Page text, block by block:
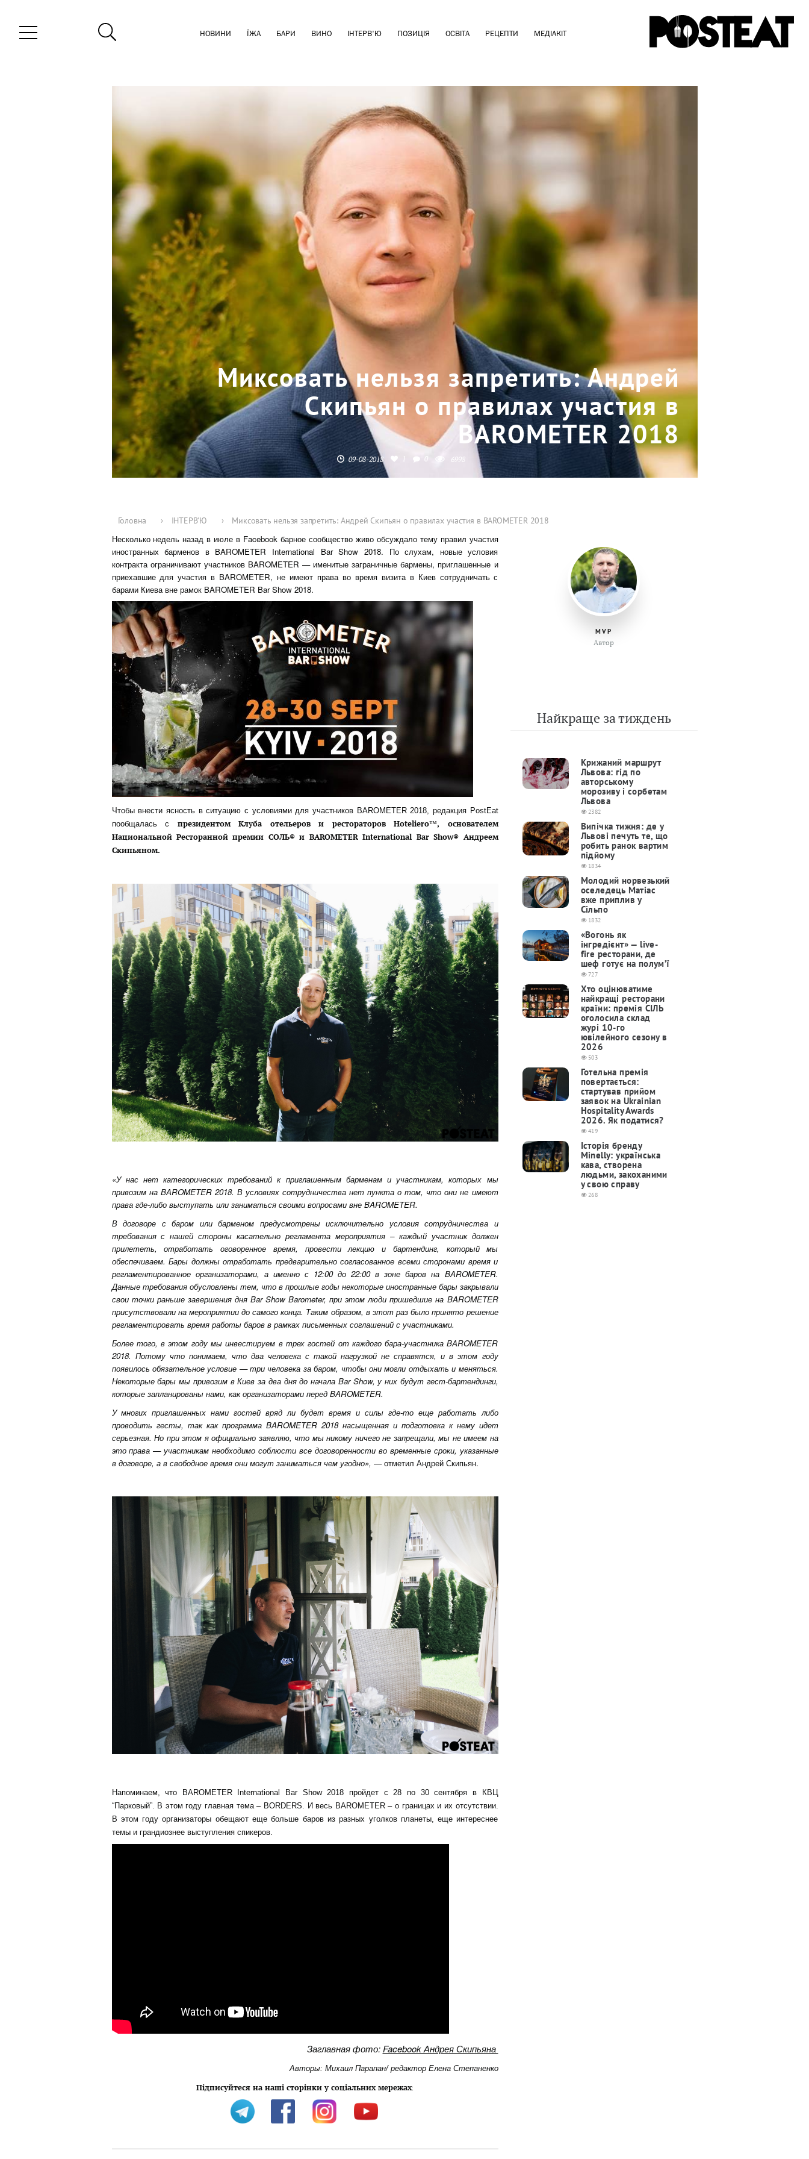
НОВИНИ ЇЖА БАРИ ВИНО ІНТЕРВ'Ю ПОЗИЦІЯ ОСВІТА РЕЦЕПТИ МЕДІАКІТ
Миксовать нельзя запретить: Андрей
Скипьян о правилах участия в
BAROMETER 2018
09-08-2018 1 0 6998
Головна › ІНТЕРВ'Ю › Миксовать нельзя запретить: Андрей Скипьян о правилах участия в BAROMETER 2018
Несколько недель назад в июле в Facebook барное сообщество живо обсуждало тему правил участия
иностранных барменов в BAROMETER International Bar Show 2018. По слухам, новые условия
контракта ограничивают участников BAROMETER — именитые заграничные бармены, приглашенные и
приехавшие для участия в BAROMETER, не имеют права во время визита в Киев сотрудничать с
барами Киева вне рамок BAROMETER Bar Show 2018.
Чтобы внести ясность в ситуацию с условиями для участников BAROMETER 2018, редакция PostEat
пообщалась с президентом Клуба отельеров и рестораторов Hoteliero™, основателем
Национальной Ресторанной премии СОЛЬ® и BAROMETER International Bar Show® Андреем
Скипьяном.
«У нас нет категорических требований к приглашенным барменам и участникам, которых мы
привозим на BAROMETER 2018. В условиях сотрудничества нет пункта о том, что они не имеют
права где-либо выступать или заниматься своими вопросами вне BAROMETER.
В договоре с баром или барменом предусмотрены исключительно условия сотрудничества и
требования с нашей стороны касательно регламента мероприятия – каждый участник должен
прилететь, отработать оговоренное время, провести лекцию и бартендинг, который мы
обеспечиваем. Бары должны отработать предварительно согласованное всеми сторонами время и
регламентированное организаторами, а именно с 12:00 до 22:00 в зоне баров на BAROMETER.
Данные требования обусловлены тем, что в прошлые годы некоторые иностранные бары закрывали
свои точки раньше завершения дня Bar Show Barometer, при этом люди пришедшие на BAROMETER
присутствовали на мероприятии до самого конца. Таким образом, в этот раз было принято решение
регламентировать время работы баров в рамках письменных соглашений с участниками.
Более того, в этом году мы инвестируем в трех гостей от каждого бара-участника BAROMETER
2018. Потому что понимаем, что два человека с такой нагрузкой не справятся, и в этом году
появилось обязательное условие — три человека за баром, чтобы они могли отдыхать и меняться.
Некоторые бары мы привозим в Киев за два дня до начала Bar Show, у них будут гест-бартендинги,
которые запланированы нами, как организаторами перед BAROMETER.
У многих приглашенных нами гостей вряд ли будет время и силы где-то еще работать либо
проводить гесты, так как программа BAROMETER 2018 насыщенная и подготовка к нему идет
серьезная. Но при этом я официально заявляю, что мы никому ничего не запрещали, мы не имеем на
это права — участникам необходимо соблюсти все договоренности во временные сроки, указанные
в договоре, а в свободное время они могут заниматься чем угодно», — отметил Андрей Скипьян.
Напоминаем, что BAROMETER International Bar Show 2018 пройдет с 28 по 30 сентября в КВЦ
“Парковый”. В этом году главная тема – BORDERS. И весь BAROMETER – о границах и их отсутствии.
В этом году организаторы обещают еще больше баров из разных уголков планеты, еще интереснее
темы и грандиознее выступления спикеров.
Заглавная фото: Facebook Андрея Скипьяна
Авторы: Михаил Парапан/ редактор Елена Степаненко
Підписуйтеся на наші сторінки у соціальних мережах:
MVP
Автор
Найкраще за тиждень
Крижаний маршрут
Львова: гід по
авторському
морозиву і сорбетам
Львова
2382
Випічка тижня: де у
Львові печуть те, що
робить ранок вартим
підйому
1834
Молодий норвезький
оселедець Матіас
вже приплив у
Сільпо
1832
«Вогонь як
інгредієнт» — live-
fire ресторани, де
шеф готує на полум’ї
727
Хто оцінюватиме
найкращі ресторани
країни: премія СІЛЬ
оголосила склад
журі 10-го
ювілейного сезону в
2026
503
Готельна премія
повертається:
cтартував прийом
заявок на Ukrainian
Hospitality Awards
2026. Як податися?
419
Історія бренду
Minelly: українська
кава, створена
людьми, закоханими
у свою справу
268